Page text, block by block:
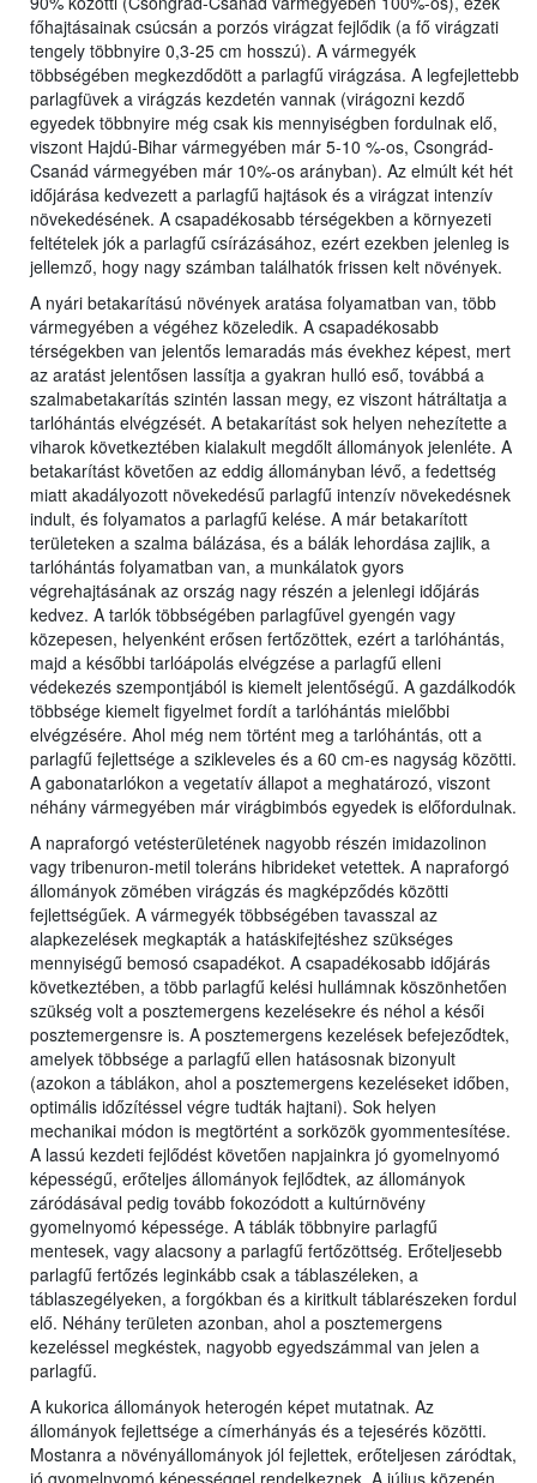
főhajtásainak csúcsán a porzós virágzat fejlődik (a fő virágzati
tengely többnyire 0,3-25 cm hosszú). A vármegyék
többségében megkezdődött a parlagfű virágzása. A legfejlettebb
parlagfüvek a virágzás kezdetén vannak (virágozni kezdő
egyedek többnyire még csak kis mennyiségben fordulnak elő,
viszont Hajdú-Bihar vármegyében már 5-10 %-os, Csongrád-
Csanád vármegyében már 10%-os arányban). Az elmúlt két hét
időjárása kedvezett a parlagfű hajtások és a virágzat intenzív
növekedésének. A csapadékosabb térségekben a környezeti
feltételek jók a parlagfű csírázásához, ezért ezekben jelenleg is
jellemző, hogy nagy számban találhatók frissen kelt növények.
A nyári betakarítású növények aratása folyamatban van, több
vármegyében a végéhez közeledik. A csapadékosabb
térségekben van jelentős lemaradás más évekhez képest, mert
az aratást jelentősen lassítja a gyakran hulló eső, továbbá a
szalmabetakarítás szintén lassan megy, ez viszont hátráltatja a
tarlóhántás elvégzését. A betakarítást sok helyen nehezítette a
viharok következtében kialakult megdőlt állományok jelenléte. A
betakarítást követően az eddig állományban lévő, a fedettség
miatt akadályozott növekedésű parlagfű intenzív növekedésnek
indult, és folyamatos a parlagfű kelése. A már betakarított
területeken a szalma bálázása, és a bálák lehordása zajlik, a
tarlóhántás folyamatban van, a munkálatok gyors
végrehajtásának az ország nagy részén a jelenlegi időjárás
kedvez. A tarlók többségében parlagfűvel gyengén vagy
közepesen, helyenként erősen fertőzöttek, ezért a tarlóhántás,
majd a későbbi tarlóápolás elvégzése a parlagfű elleni
védekezés szempontjából is kiemelt jelentőségű. A gazdálkodók
többsége kiemelt figyelmet fordít a tarlóhántás mielőbbi
elvégzésére. Ahol még nem történt meg a tarlóhántás, ott a
parlagfű fejlettsége a szikleveles és a 60 cm-es nagyság közötti.
A gabonatarlókon a vegetatív állapot a meghatározó, viszont
néhány vármegyében már virágbimbós egyedek is előfordulnak.
A napraforgó vetésterületének nagyobb részén imidazolinon
vagy tribenuron-metil toleráns hibrideket vetettek. A napraforgó
állományok zömében virágzás és magképződés közötti
fejlettségűek. A vármegyék többségében tavasszal az
alapkezelések megkapták a hatáskifejtéshez szükséges
mennyiségű bemosó csapadékot. A csapadékosabb időjárás
következtében, a több parlagfű kelési hullámnak köszönhetően
szükség volt a posztemergens kezelésekre és néhol a késői
posztemergensre is. A posztemergens kezelések befejeződtek,
amelyek többsége a parlagfű ellen hatásosnak bizonyult
(azokon a táblákon, ahol a posztemergens kezeléseket időben,
optimális időzítéssel végre tudták hajtani). Sok helyen
mechanikai módon is megtörtént a sorközök gyommentesítése.
A lassú kezdeti fejlődést követően napjainkra jó gyomelnyomó
képességű, erőteljes állományok fejlődtek, az állományok
záródásával pedig tovább fokozódott a kultúrnövény
gyomelnyomó képessége. A táblák többnyire parlagfű
mentesek, vagy alacsony a parlagfű fertőzöttség. Erőteljesebb
parlagfű fertőzés leginkább csak a táblaszéleken, a
táblaszegélyeken, a forgókban és a kiritkult táblarészeken fordul
elő. Néhány területen azonban, ahol a posztemergens
kezeléssel megkéstek, nagyobb egyedszámmal van jelen a
parlagfű.
A kukorica állományok heterogén képet mutatnak. Az
állományok fejlettsége a címerhányás és a tejesérés közötti.
Mostanra a növényállományok jól fejlettek, erőteljesen záródtak,